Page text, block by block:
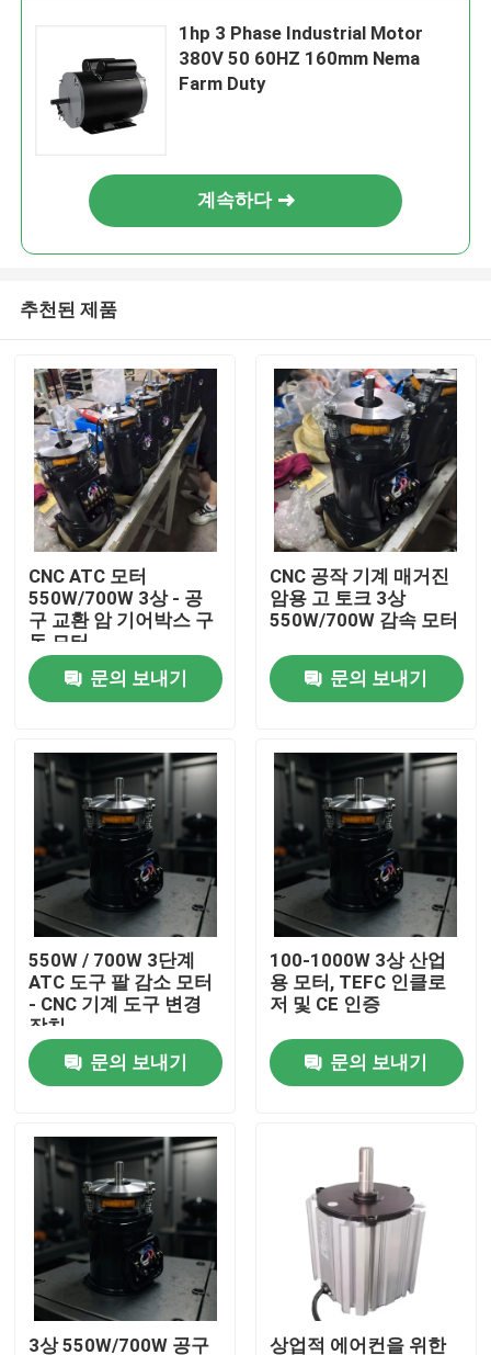
제품
화면
우리에 대하여
공장 여행
품질 관리
연락주세요
AC 비엘디씨 모터
행 팬 모터
단상 AC 유도 전동기
1hp 3 Phase Industrial Motor
380V 50 60HZ 160mm Nema
Farm Duty
계속하다
추천된 제품
CNC ATC 모터
550W/700W 3상 - 공
구 교환 암 기어박스 구
동 모터
문의 보내기
CNC 공작 기계 매거진
암용 고 토크 3상
550W/700W 감속 모터
문의 보내기
550W / 700W 3단계
ATC 도구 팔 감소 모터
- CNC 기계 도구 변경
장치
문의 보내기
100-1000W 3상 산업
용 모터, TEFC 인클로
저 및 CE 인증
문의 보내기
​3상 550W/700W 공구 상업적 에어컨을 위한